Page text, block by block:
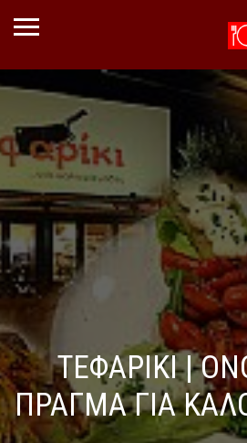
ΤΕΦΑΡΙΚΙ |
ΠΡΑΓΜΑ ΓΙΑ